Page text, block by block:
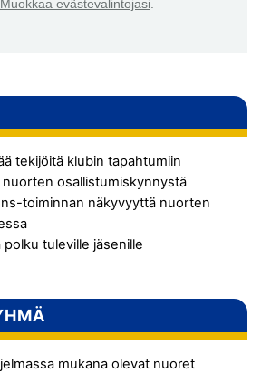
Muokkaa evästevalintojasi.
tekijöitä klubin tapahtumiin
nuorten osallistumiskynnystä
toiminnan näkyvyyttä nuorten
polku tuleville jäsenille
mukana olevat nuoret